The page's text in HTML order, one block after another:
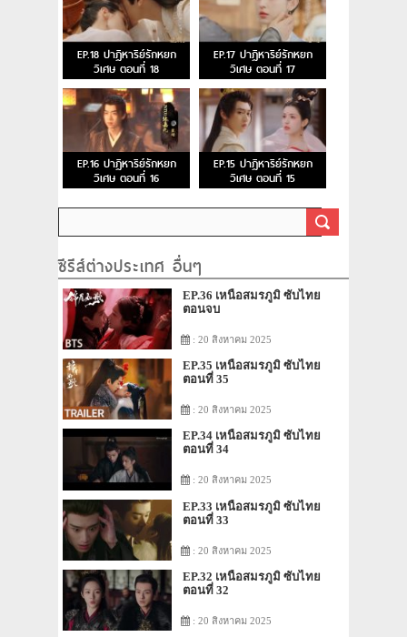
EP.18 ปาฏิหาริย์รักหยก
วิเศษ ตอนที่ 18
EP.17 ปาฏิหาริย์รักหยก
วิเศษ ตอนที่ 17
EP.16 ปาฏิหาริย์รักหยก
วิเศษ ตอนที่ 16
EP.15 ปาฏิหาริย์รักหยก
วิเศษ ตอนที่ 15
ซีรีส์ต่างประเทศ อื่นๆ
EP.36 เหนือสมรภูมิ ซับไทย
ตอนจบ
: 20 สิงหาคม 2025
EP.35 เหนือสมรภูมิ ซับไทย
ตอนที่ 35
: 20 สิงหาคม 2025
EP.34 เหนือสมรภูมิ ซับไทย
ตอนที่ 34
: 20 สิงหาคม 2025
EP.33 เหนือสมรภูมิ ซับไทย
ตอนที่ 33
: 20 สิงหาคม 2025
EP.32 เหนือสมรภูมิ ซับไทย
ตอนที่ 32
: 20 สิงหาคม 2025